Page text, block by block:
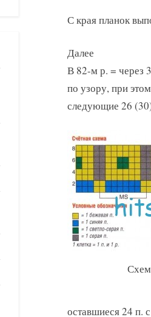
С края планок
Далее
В 82-м р. = через
по узору, при
следующие 26
оставшиеся 24 п.